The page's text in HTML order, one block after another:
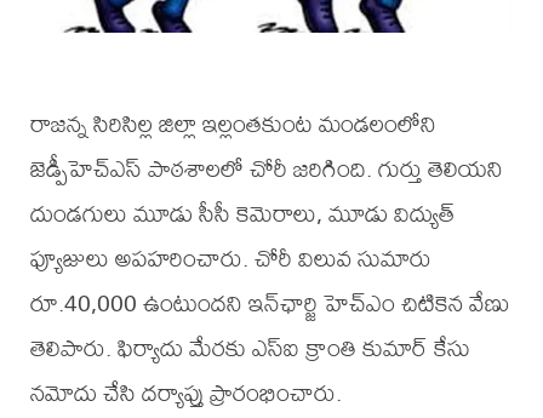
రాజన్న సిరిసిల్ల జిల్లా ఇల్లంతకుంట మండలంలోని
జెడ్పీహెచ్ఎస్ పాఠశాలలో చోరీ జరిగింది. గుర్తు తెలియని
దుండగులు మూడు సీసీ కెమెరాలు, మూడు విద్యుత్
ఫ్యూజులు అపహరించారు. చోరీ విలువ సుమారు
రూ.40,000 ఉంటుందని ఇన్‌ఛార్జి హెచ్‌ఎం చిటికెన వేణు
తెలిపారు. ఫిర్యాదు మేరకు ఎస్‌ఐ క్రాంతి కుమార్ కేసు
నమోదు చేసి దర్యాప్తు ప్రారంభించారు.